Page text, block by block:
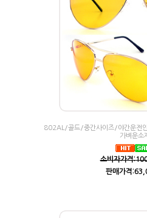
802AL/골드/중간사이즈/야간운전
가벼운소
소비자가격
판매가격